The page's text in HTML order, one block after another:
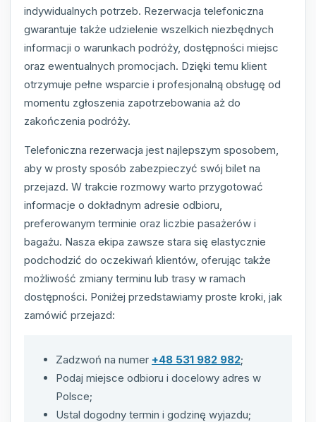
indywidualnych potrzeb. Rezerwacja telefoniczna
gwarantuje także udzielenie wszelkich niezbędnych
informacji o warunkach podróży, dostępności miejsc
oraz ewentualnych promocjach. Dzięki temu klient
otrzymuje pełne wsparcie i profesjonalną obsługę od
momentu zgłoszenia zapotrzebowania aż do
zakończenia podróży.
Telefoniczna rezerwacja jest najlepszym sposobem,
aby w prosty sposób zabezpieczyć swój bilet na
przejazd. W trakcie rozmowy warto przygotować
informacje o dokładnym adresie odbioru,
preferowanym terminie oraz liczbie pasażerów i
bagażu. Nasza ekipa zawsze stara się elastycznie
podchodzić do oczekiwań klientów, oferując także
możliwość zmiany terminu lub trasy w ramach
dostępności. Poniżej przedstawiamy proste kroki, jak
zamówić przejazd:
Zadzwoń na numer +48 531 982 982;
Podaj miejsce odbioru i docelowy adres w
Polsce;
Ustal dogodny termin i godzinę wyjazdu;